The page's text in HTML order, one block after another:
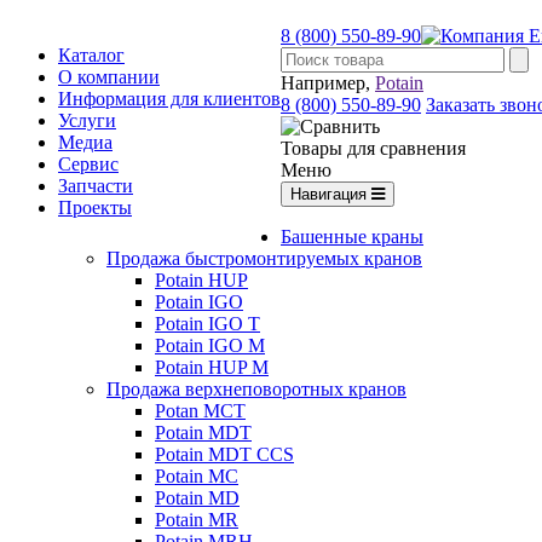
Каталог
О компании
Информация для клиентов
Услуги
Медиа
Сервис
Запчасти
Проекты
8 (800) 550-89-90
Например, Potain
8 (800) 550-89-90 Заказать
Товары для сравнения
Меню
Навигация
Башенные краны
Продажа быстромонтируемых кранов
Potain HUP
Potain IGO
Potain IGO T
Potain IGO M
Potain HUP M
Продажа верхнеповоротных кранов
Potan MCT
Potain MDT
Potain MDT CCS
Potain MC
Potain MD
Potain MR